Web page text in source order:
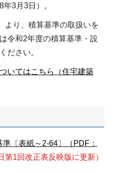
3月3日）。
より、積算基準の取扱いを
令和2年度の積算基準・設
ださい。
いてはこちら（住宅建築
〔表紙～2-64〕（PDF：
第1回改正表反映版に更新）